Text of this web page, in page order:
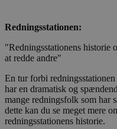
Redningsstationen:
"Redningsstationens historie
at redde andre"
En tur forbi
har en dramatisk og
mange redningsfolk som har
dette kan du se meget mere
redningsstationens historie.